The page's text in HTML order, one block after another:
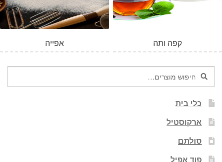
אפייה קפה ותה
חיפוש
עבור:
חיפוש
כלי בית
ארקוסטיל
סולתם
פוד אפיל